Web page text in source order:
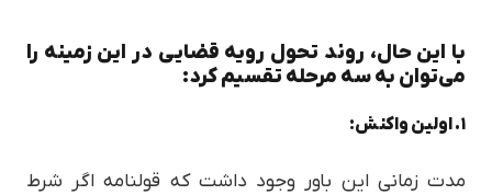
با این حال، روند تحول رویه قضایی در این زمینه را
می‌توان به سه مرحله تقسیم کرد:
۱. اولین واکنش:
مدت زمانی این باور وجود داشت که قولنامه اگر شرط